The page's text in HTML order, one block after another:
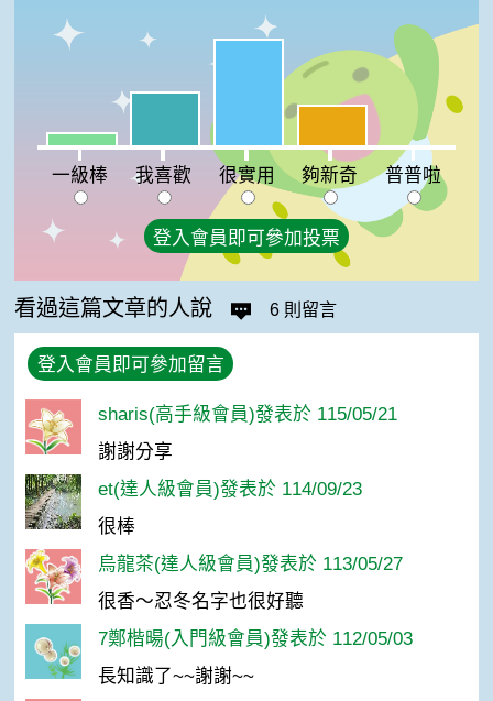
一級棒:6%
我喜歡:25%
夠新奇:19%
普普啦:0%
一級棒 我喜歡 很實用 夠新奇 普普啦
登入會員即可參加投票
看過這篇文章的人說 6 則留言
登入會員即可參加留言
sharis(高手級會員)發表於 115/05/21
謝謝分享
et(達人級會員)發表於 114/09/23
很棒
烏龍茶(達人級會員)發表於 113/05/27
很香～忍冬名字也很好聽
7鄭楷暘(入門級會員)發表於 112/05/03
長知識了~~謝謝~~